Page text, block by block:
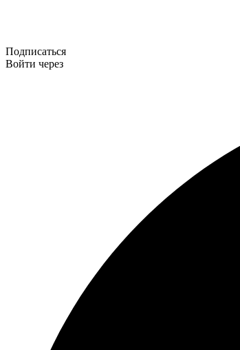
Подписаться
Войти через